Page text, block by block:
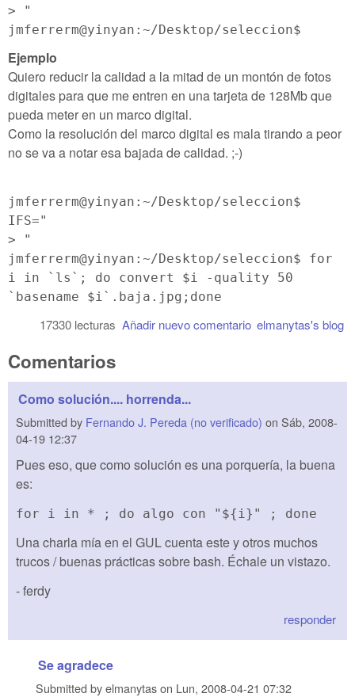
> "
jmferrerm@yinyan:~/Desktop/seleccion$
Ejemplo
Quiero reducir la calidad a la mitad de un montón de fotos
digitales para que me entren en una tarjeta de 128Mb que
pueda meter en un marco digital.
Como la resolución del marco digital es mala tirando a peor
no se va a notar esa bajada de calidad. ;-)
jmferrerm@yinyan:~/Desktop/seleccion$
IFS="
> "
jmferrerm@yinyan:~/Desktop/seleccion$ for
i in `ls`; do convert $i -quality 50
`basename $i`.baja.jpg;done
elmanytas's blog
Añadir nuevo comentario
17330 lecturas
Comentarios
Como solución.... horrenda...
Submitted by Fernando J. Pereda (no verificado) on Sáb, 2008-
04-19 12:37
Pues eso, que como solución es una porquería, la buena
es:
for i in * ; do algo con "${i}" ; done
Una charla mía en el GUL cuenta este y otros muchos
trucos / buenas prácticas sobre bash. Échale un vistazo.
- ferdy
responder
Se agradece
Submitted byelmanytason Lun, 2008-04-21 07:32